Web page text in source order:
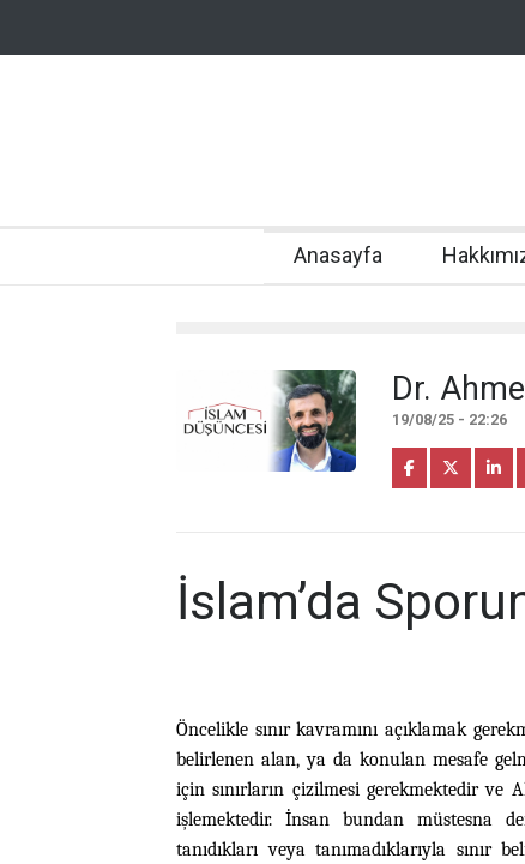
Anasayfa
Dr.
19/08/25 - 22:26
İslam’da
Öncelikle sınır kavramını açıklamak
belirlenen alan, ya da konulan mesafe
için sınırların çizilmesi gerekmektedir ve
işlemektedir. İnsan bundan müstesna
tanıdıkları veya tanımadıklarıyla sınır